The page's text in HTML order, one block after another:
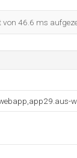
von 46.6 ms